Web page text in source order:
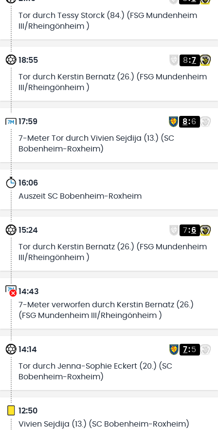
Tor durch Tessy Storck (84.) (FSG Mundenheim
III/Rheingönheim )
18:55 8:7
Tor durch Kerstin Bernatz (26.) (FSG Mundenheim
III/Rheingönheim )
17:59 8:6
7-Meter Tor durch Vivien Sejdija (13.) (SC
Bobenheim-Roxheim)
16:06
Auszeit SC Bobenheim-Roxheim
15:24 7:6
Tor durch Kerstin Bernatz (26.) (FSG Mundenheim
III/Rheingönheim )
14:43
7-Meter verworfen durch Kerstin Bernatz (26.)
(FSG Mundenheim III/Rheingönheim )
14:14 7:5
Tor durch Jenna-Sophie Eckert (20.) (SC
Bobenheim-Roxheim)
12:50
Vivien Sejdija (13.) (SC Bobenheim-Roxheim)